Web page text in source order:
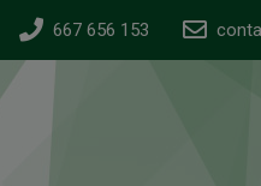
667 656 153